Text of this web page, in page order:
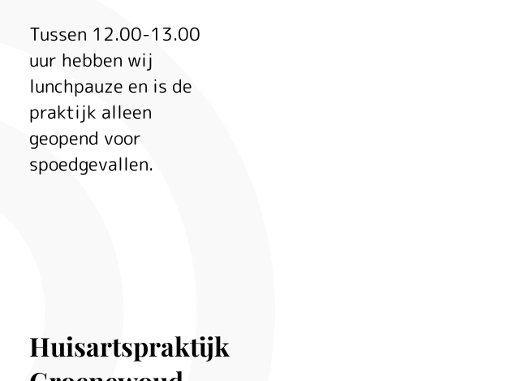
Tussen 12.00-13.00
uur hebben wij
lunchpauze en is de
praktijk alleen
geopend voor
spoedgevallen.
Huisartspraktijk